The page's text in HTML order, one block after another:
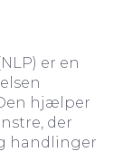
er en
hjælper
der
handlinger